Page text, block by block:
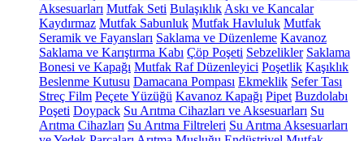
Aksesuarları Mutfak Seti Bulaşıklık Askı ve Kancalar
Kaydırmaz Mutfak Sabunluk Mutfak Havluluk Mutfak
Seramik ve Fayansları Saklama ve Düzenleme Kavanoz
Saklama ve Karıştırma Kabı Çöp Poşeti Sebzelikler Saklama
Bonesi ve Kapağı Mutfak Raf Düzenleyici Poşetlik Kaşıklık
Beslenme Kutusu Damacana Pompası Ekmeklik Sefer Tası
Streç Film Peçete Yüzüğü Kavanoz Kapağı Pipet Buzdolabı
Poşeti Doypack Su Arıtma Cihazları ve Aksesuarları Su
Arıtma Cihazları Su Arıtma Filtreleri Su Arıtma Aksesuarları